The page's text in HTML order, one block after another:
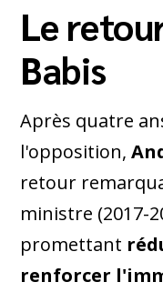
Le
Babis
Après quatre
l'opposition,
retour
ministre (2017-
promettant
renforcer